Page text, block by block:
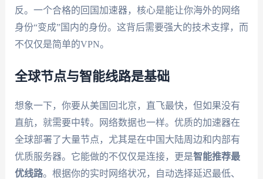
反。一个合格的回国加速器，核心是能让你海外的网络
身份“变成”国内的身份。这背后需要强大的技术支撑，而
不仅仅是简单的VPN。
全球节点与智能线路是基础
想象一下，你要从美国回北京，直飞最快，但如果没有
直航，就需要中转。网络数据也一样。优质的加速器在
全球部署了大量节点，尤其是在中国大陆周边和内部有
优质服务器。它能做的不仅仅是连接，更是智能推荐最
优线路。根据你的实时网络状况，自动选择延迟最低、